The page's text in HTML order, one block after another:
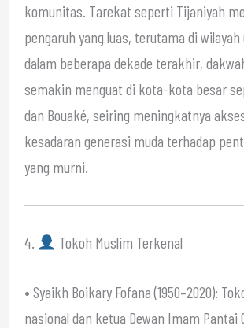
komunitas. Tarekat seperti Tijaniyah
pengaruh yang luas, terutama di
dalam beberapa dekade terakhir,
semakin menguat di kota-kota besar
dan Bouaké, seiring meningkatnya
kesadaran generasi muda terhadap
yang murni.
4. Tokoh Muslim Terkenal
• Syaikh Boikary Fofana (1950–2020):
nasional dan ketua Dewan Imam Pantai